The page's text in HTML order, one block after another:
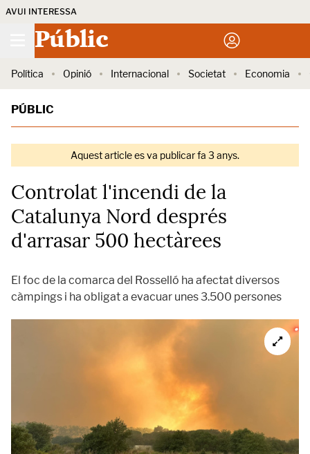
AVUI INTERESSA
Públic
Política Opinió Internacional Societat Economia
PÚBLIC
Aquest article es va publicar fa 3 anys.
Controlat l'incendi de la
Catalunya Nord després
d'arrasar 500 hectàrees
El foc de la comarca del Rosselló ha afectat diversos
càmpings i ha obligat a evacuar unes 3.500 persones